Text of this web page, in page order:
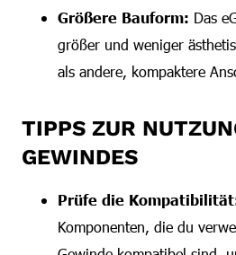
Größere Bauform: Das
größer und weniger
als andere, kompaktere
TIPPS ZUR
GEWINDES
Prüfe die
Komponenten, die du